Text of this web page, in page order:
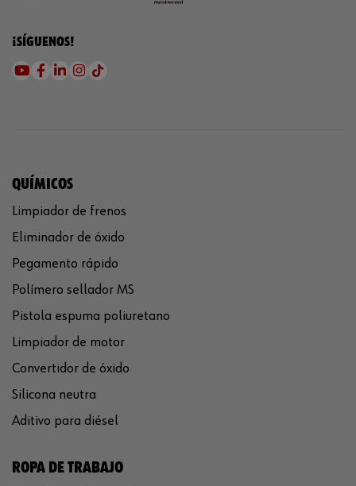
¡SÍGUENOS!
QUÍMICOS
Limpiador de frenos
Eliminador de óxido
Pegamento rápido
Polímero sellador MS
Pistola espuma poliuretano
Limpiador de motor
Convertidor de óxido
Silicona neutra
Aditivo para diésel
ROPA DE TRABAJO